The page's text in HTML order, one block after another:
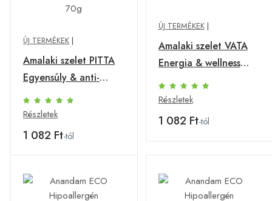
ÚJ TERMÉKEK |
Amalaki szelet PITTA
Egyensúly & anti-
stressz 70g
Részletek
1 082 Ft-tól
ÚJ TERMÉKEK|
Amalaki szelet VATA
Energia & wellness
70g
Részletek
1 082 Ft-tól